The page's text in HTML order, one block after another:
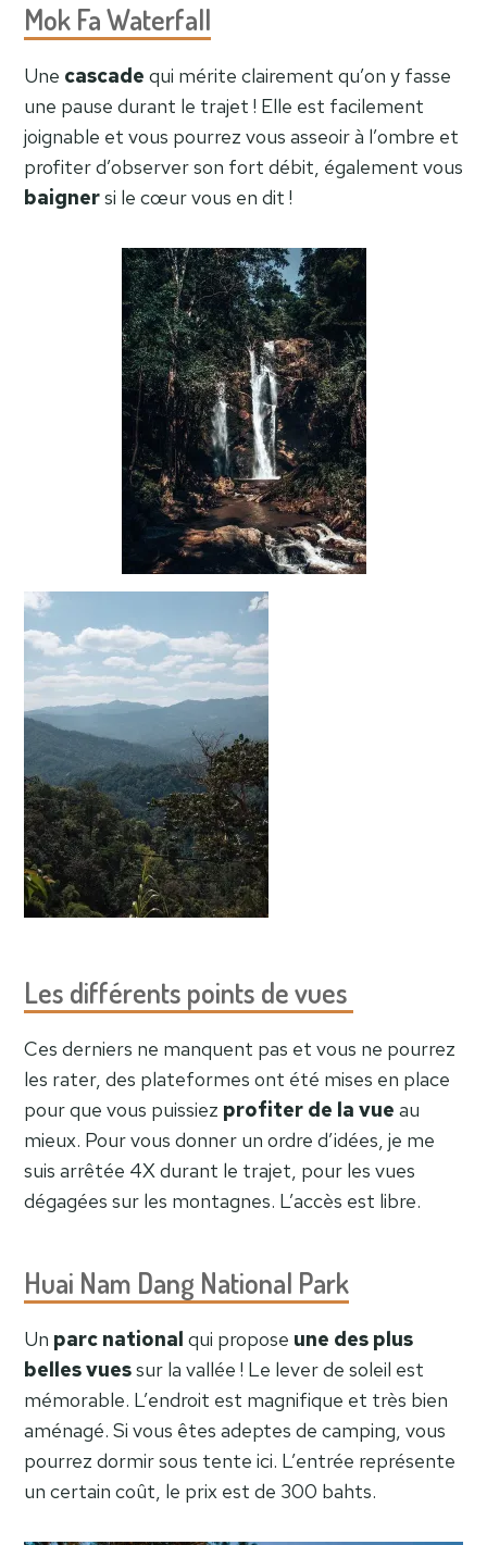
Mok Fa Waterfall
Une cascade qui mérite clairement qu’on y fasse
une pause durant le trajet ! Elle est facilement
joignable et vous pourrez vous asseoir à l’ombre et
profiter d’observer son fort débit, également vous
baignersi le cœur vous en dit !
Les différents points de vues
Ces derniers ne manquent pas et vous ne pourrez
les rater, des plateformes ont été mises en place
pour que vous puissiez profiter de la vue au
mieux. Pour vous donner un ordre d’idées, je me
suis arrêtée 4X durant le trajet, pour les vues
dégagées sur les montagnes. L’accès est libre.
Huai Nam Dang National Park
Un parc national qui propose une des plus
belles vuessur la vallée ! Le lever de soleil est
mémorable. L’endroit est magnifique et très bien
aménagé. Si vous êtes adeptes de camping, vous
pourrez dormir sous tente ici. L’entrée représente
un certain coût, le prix est de 300 bahts.